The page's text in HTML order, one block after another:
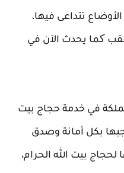
تتداعى فيها،
کما يحدث الآن في
في خدمة حجاج بيت
بكل أمانة وصدق
بيت الله الحرام،